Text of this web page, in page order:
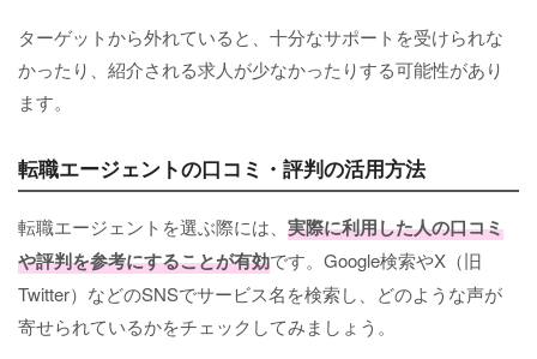
ターゲットから外れていると、十分なサポートを受けられな
かったり、紹介される求人が少なかったりする可能性があり
ます。
転職エージェントの口コミ・評判の活用方法
転職エージェントを選ぶ際には、 実際に利用した人の口コミ
や評判を参考にすることが有効です。Google検索やX（旧
Twitter）などのSNSでサービス名を検索し、どのような声が
寄せられているかをチェックしてみましょう。